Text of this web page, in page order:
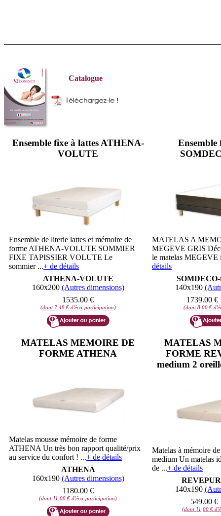
Catalogue
Ensemble fixe à lattes ATHENA-
VOLUTE
Ensemble de literie lattes et mémoire de
forme ATHENA-VOLUTE SOMMIER
FIXE TAPISSIER VOLUTE Le
sommier ...+ de détails
ATHENA-VOLUTE
160x200 (Autres dimensions)
1535.00 €
(dont 7,48 € d'éco-participation)
Ensemble
MATELAS A
MEGEVE GRIS
le matelas MEGEVE
détails
SOMDECO-
140x190
1739.00 €
(dont 8,00 €
MATELAS MEMOIRE DE
FORME ATHENA
Matelas mousse mémoire de forme
ATHENA Un très bon rapport qualité/prix
au service du confort ! ...+ de détails
ATHENA
160x190 (Autres dimensions)
1180.00 €
(dont 11,00 € d'éco-participation)
MATELAS
FORME
medium 2
Matelas à mémoire
medium Un matelas
de ...+ de détails
140x190
549.00 €
(dont 11,00 €